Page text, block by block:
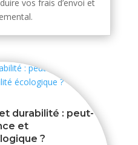
vos frais d’envoi et
durabilité : peut-
et
?